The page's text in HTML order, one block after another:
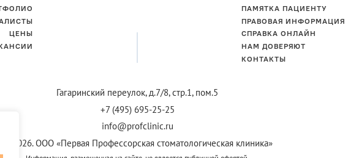
ЦЕНЫ
ПАМЯТКА ПАЦИЕНТУ
ПРАВОВАЯ ИНФОРМАЦИЯ
СПРАВКА ОНЛАЙН
НАМ ДОВЕРЯЮТ
КОНТАКТЫ
Гагаринский переулок, д.7/8, стр.1, пом.5
+7 (495) 695-25-25
info@profclinic.ru
© 2026. ООО «Первая Профессорская стоматологическая клиника»